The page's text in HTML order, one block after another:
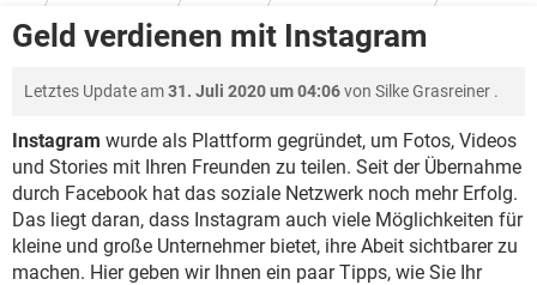
WINDOWS 10 INSTAGRAM
SPIELE
ANDROID IOS
WINDOWS 10 INSTAGRAM
WHATSAPP TIKTOK
FACEBOOK HARDWARE
DOWNLOADS
WINDOWS 10 INSTAGRAM
WHATSAPP TIKTOK
FACEBOOK
FORUM
SPIELE STREAMING
ANDROID IOS
WINDOWS 10 INSTAGRAM
WHATSAPP TIKTOK
LEXIKON
SPIELE STREAMING
ANDROID
WINDOWS 10 INSTAGRAM
Instagram
Geld verdienen mit Instagram
Letztes Update am31. Juli 2020 um 04:06von Silke Grasreiner .
Instagram wurde als Plattform gegründet, um Fotos, Videos
und Stories mit Ihren Freunden zu teilen. Seit der Übernahme
durch Facebook hat das soziale Netzwerk noch mehr Erfolg.
Das liegt daran, dass Instagram auch viele Möglichkeiten für
kleine und große Unternehmer bietet, ihre Abeit sichtbarer zu
machen. Hier geben wir Ihnen ein paar Tipps, wie Sie Ihr